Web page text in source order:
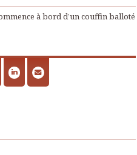
à bord d’un couffin balloté